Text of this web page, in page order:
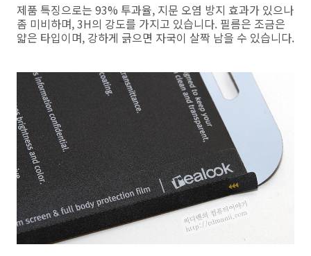
제품 특징으로는 93% 투과율, 지문 오염 방지 효과가 있으나
좀 미비하며, 3H의 강도를 가지고 있습니다. 필름은 조금은
얇은 타입이며, 강하게 긁으면 자국이 살짝 남을 수 있습니다.